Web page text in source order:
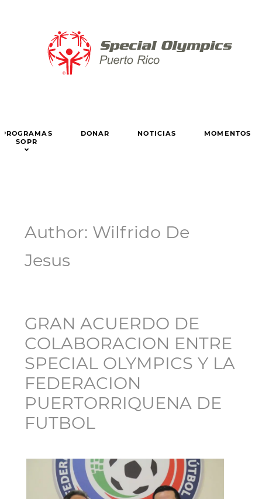
PROGRAMAS
SOPR
DONAR NOTICIAS MOMENTOS
Author: Wilfrido De
Jesus
GRAN ACUERDO DE
COLABORACION ENTRE
SPECIAL OLYMPICS Y LA
FEDERACION
PUERTORRIQUENA DE
FUTBOL